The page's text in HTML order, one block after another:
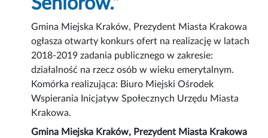
Gmina Miejska Kraków, Prezydent Miasta Krakowa
ogłasza otwarty konkurs ofert na realizację w latach
2018-2019 zadania publicznego w zakresie:
działalność na rzecz osób w wieku emerytalnym.
Komórka realizująca: Biuro Miejski Ośrodek
Wspierania Inicjatyw Społecznych Urzędu Miasta
Krakowa.
Gmina Miejska Kraków, Prezydent Miasta Krakowa